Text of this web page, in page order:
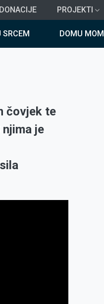
DONACIJE PROJEKTI
SRCEM DOMU MOM
čovjek te
je